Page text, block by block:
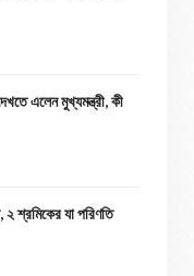
এলেন মুখ্যমন্ত্রী, কী
শ্রমিকের যা পরিণতি